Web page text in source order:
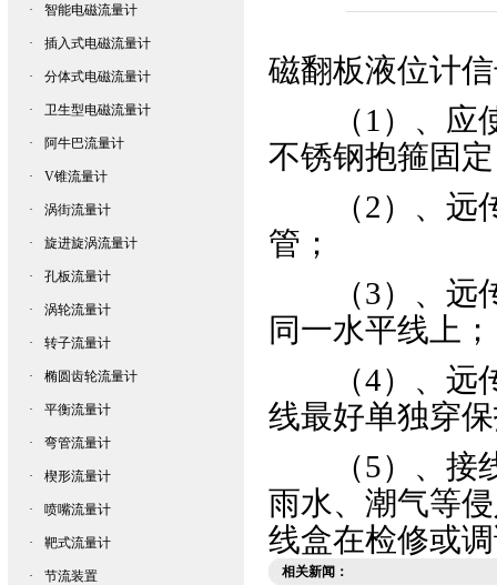
·
智能电磁流量计
· 插入式电磁流量计
· 分体式电磁流量计
· 卫生型电磁流量计
· 阿牛巴流量计
· V锥流量计
· 涡街流量计
· 旋进旋涡流量计
· 孔板流量计
· 涡轮流量计
· 转子流量计
· 椭圆齿轮流量计
· 平衡流量计
· 弯管流量计
· 楔形流量计
· 喷嘴流量计
· 靶式流量计
· 节流装置
磁翻板液位计
（1）、应使
不锈钢抱箍固定
（2）、远传
管；
（3）、远传
同一水平线上；
（4）、远传
线最好单独穿
（5）、接线
雨水、潮气等
线盒在检修或
相关新闻：